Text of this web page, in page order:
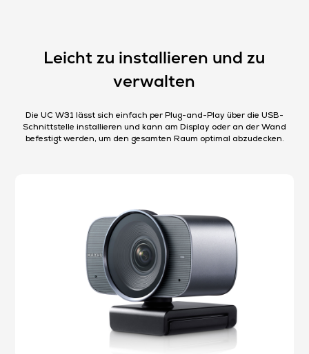
Leicht zu installieren und zu
verwalten​
Die UC W31 lässt sich einfach per Plug-and-Play über die USB-
Schnittstelle installieren und kann am Display oder an der Wand
befestigt werden, um den gesamten Raum optimal abzudecken.